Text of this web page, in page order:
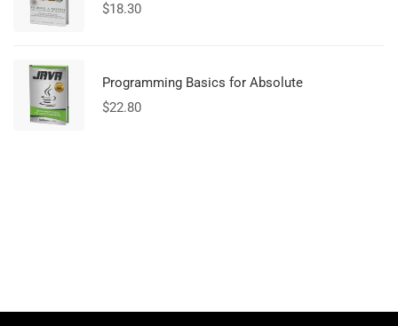
$18.30
Programming Basics for Absolute
$22.80